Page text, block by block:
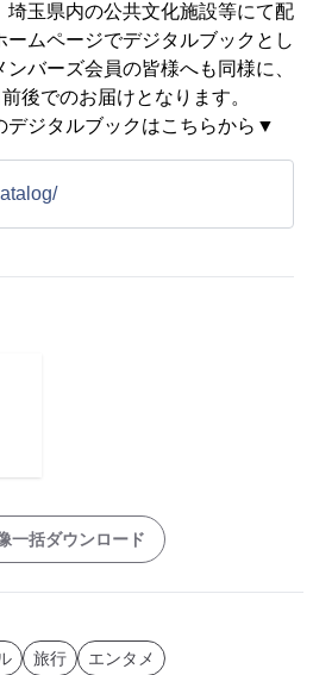
埼玉県内の公共文化施設等にて配
ムページでデジタルブックとし
バーズ会員の皆様へも同様に、
後でのお届けとなります。
デジタルブックはこちらから▼
一括ダウンロード
旅行 エンタメ